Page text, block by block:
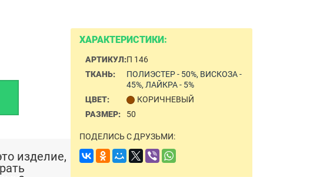
ХАРАКТЕРИСТИКИ:
АРТИКУЛ:П 146
ТКАНЬ:
ПОЛИЭСТЕР - 50%, ВИСКОЗА -
45%, ЛАЙКРА - 5%
ЦВЕТ:
КОРИЧНЕВЫЙ
РАЗМЕР:
50
ПОДЕЛИСЬ С ДРУЗЬМИ:
изделие,